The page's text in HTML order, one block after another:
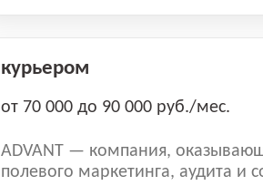
курьером
от 70 000 до 90 000 руб./мес.
ADVANT — компания,
полевого маркетинга, аудита и